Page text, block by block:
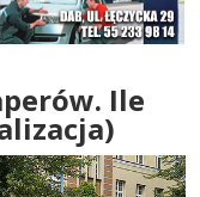
Ile